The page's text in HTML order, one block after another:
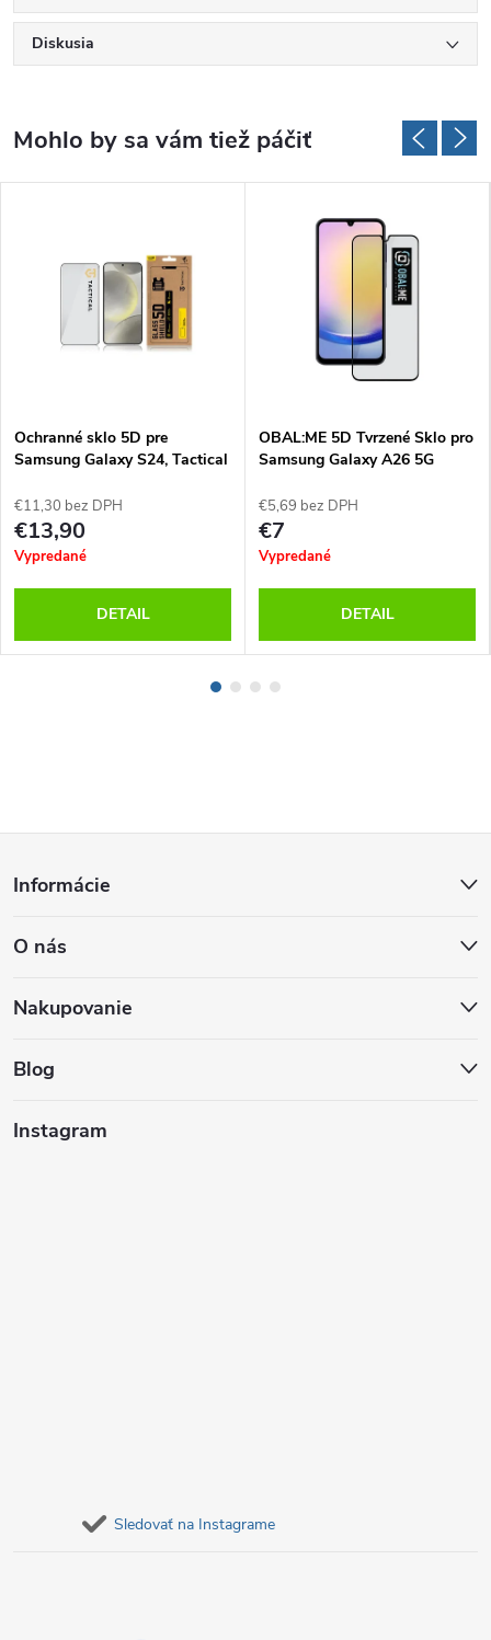
Diskusia
Ochranné sklo 5D pre
Samsung Galaxy S24, Tactical
€11,30 bez DPH
€13,90
Vypredané
DETAIL
OBAL:ME 5D Tvrzené Sklo pro
Samsung Galaxy A26 5G
€5,69 bez DPH
€7
Vypredané
DETAIL
p
ä
Informácie
O nás
Nakupovanie
Blog
Instagram
Sledovať na Instagrame